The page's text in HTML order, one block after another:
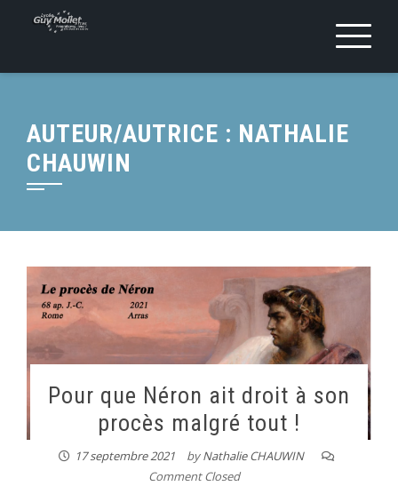
AUTEUR/AUTRICE : NATHALIE
CHAUWIN
Pour que Néron ait droit à son
procès malgré tout !
17 septembre 2021 byNathalie CHAUWIN
Comment Closed